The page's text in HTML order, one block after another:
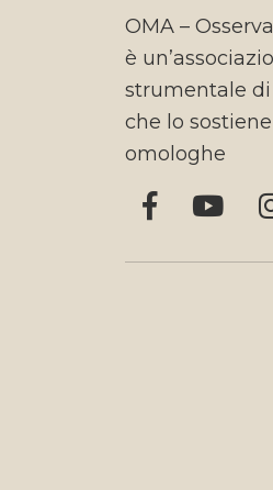
OMA –
è
strumentale di
che lo
omologhe